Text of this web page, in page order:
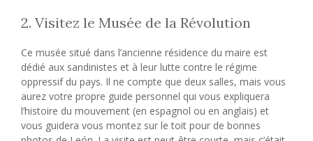
2. Visitez le Musée de la Révolution
Ce musée situé dans l’ancienne résidence du maire est
dédié aux sandinistes et à leur lutte contre le régime
oppressif du pays. Il ne compte que deux salles, mais vous
aurez votre propre guide personnel qui vous expliquera
l’histoire du mouvement (en espagnol ou en anglais) et
vous guidera vous montez sur le toit pour de bonnes